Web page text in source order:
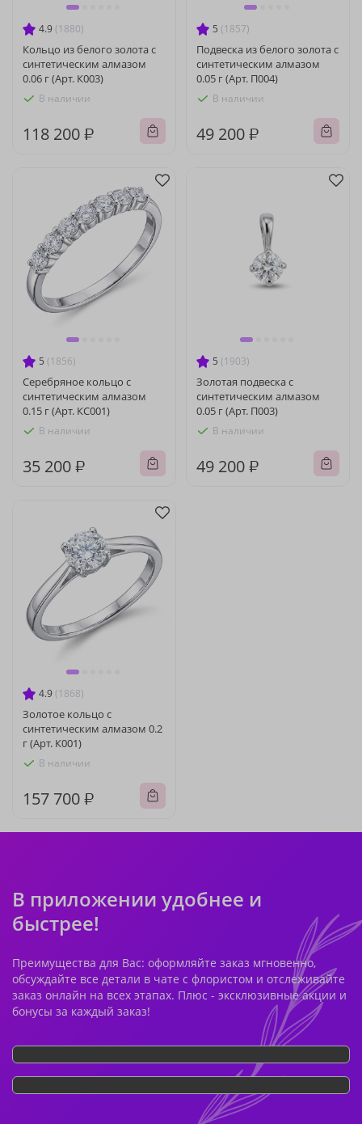
4.9 (1880)
Кольцо из белого золота с
синтетическим алмазом
0.06 г (Арт. К003)
В наличии
118 200 ₽
5 (1857)
Подвеска из белого золота с
синтетическим алмазом
0.05 г (Арт. П004)
В наличии
49 200 ₽
5 (1856)
Серебряное кольцо с
синтетическим алмазом
0.15 г (Арт. КС001)
В наличии
35 200 ₽
5 (1903)
Золотая подвеска с
синтетическим алмазом
0.05 г (Арт. П003)
В наличии
49 200 ₽
4.9 (1868)
Золотое кольцо с
синтетическим алмазом 0.2
г (Арт. К001)
В наличии
157 700 ₽
В приложении удобнее и
быстрее!
Преимущества для Вас: оформляйте заказ мгновенно,
обсуждайте все детали в чате с флористом и отслеживайте
заказ онлайн на всех этапах. Плюс - эксклюзивные акции и
бонусы за каждый заказ!